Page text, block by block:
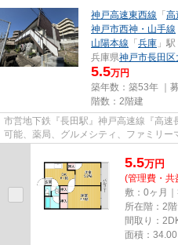
神戸高速東西線 「 高
神戸市西神・山手線
山陽本線 「 兵庫 」
兵庫県神戸市長田区
5.5万円
築年数：築53年 ｜
階数：2階建
市営地下鉄『長田駅』神戸高速線『高
可能、薬局、グルメシティ、ファミリ
5.5万円
(管理費・共
敷：0ヶ月
所在階：2階
間取り：
面積：34.00